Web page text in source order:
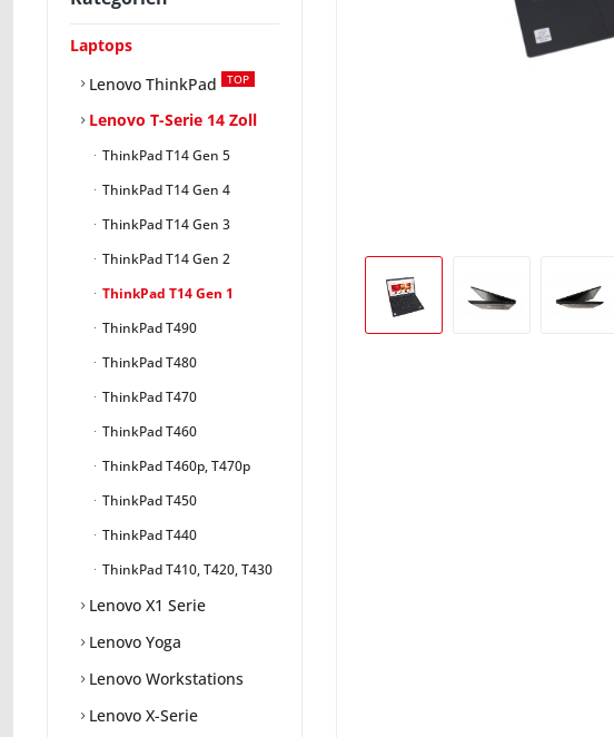
Laptops
Lenovo ThinkPad
TOP
Lenovo T-Serie 14 Zoll
ThinkPad T14 Gen 5
ThinkPad T14 Gen 4
ThinkPad T14 Gen 3
ThinkPad T14 Gen 2
ThinkPad T14 Gen 1
ThinkPad T490
ThinkPad T480
ThinkPad T470
ThinkPad T460
ThinkPad T460p, T470p
ThinkPad T450
ThinkPad T440
ThinkPad T410, T420, T430
Lenovo X1 Serie
Lenovo Yoga
Lenovo Workstations
Lenovo X-Serie